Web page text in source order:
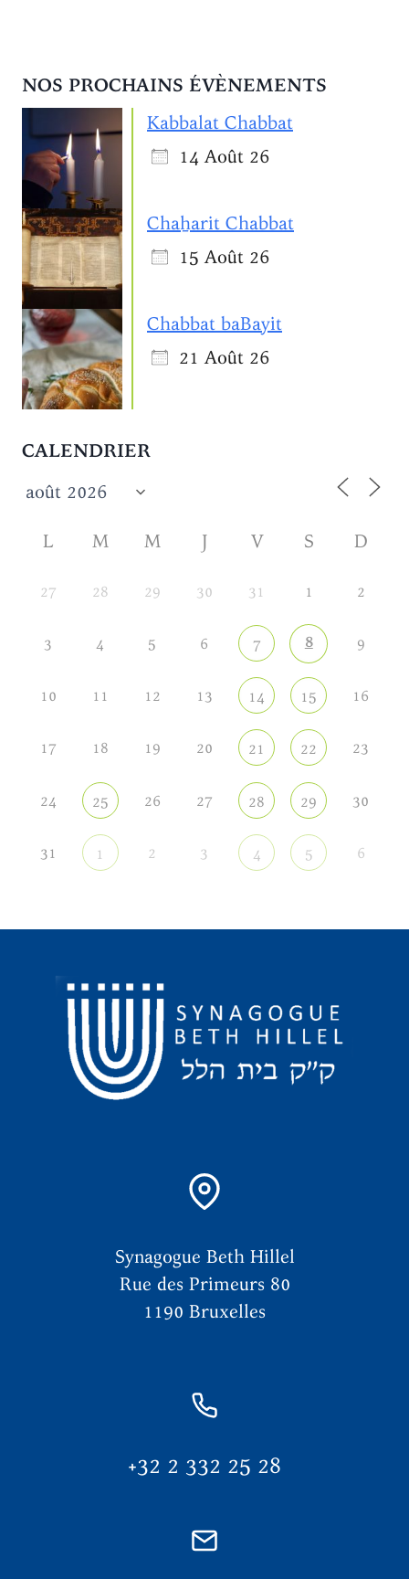
NOS PROCHAINS ÉVÈNEMENTS
Kabbalat Chabbat
14 Août 26
Chaẖarit Chabbat
15 Août 26
Chabbat baBayit
21 Août 26
CALENDRIER
L M M J V S D
27 28 29 30 31 1 2
3 4 5 6 7 8 9
10 11 12 13 14 15 16
17 18 19 20 21 22 23
24 25 26 27 28 29 30
31 1 2 3 4 5 6
Synagogue Beth Hillel
Rue des Primeurs 80
1190 Bruxelles
+32 2 332 25 28